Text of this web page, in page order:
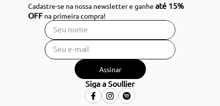
Cadastre-se na nossa newsletter e ganheaté 15%
OFF na primeira compra!
Assinar
Siga a Soullier